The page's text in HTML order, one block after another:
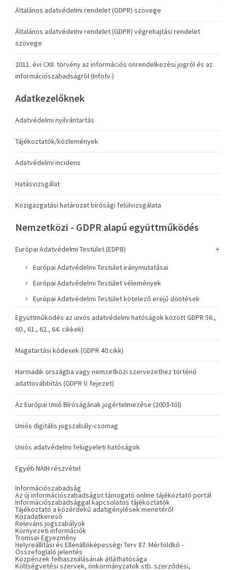
Általános adatvédelmi rendelet (GDPR) szövege
Általános adatvédelmi rendelet (GDPR) végrehajtási rendelet
szövege
2011. évi CXII. törvény az információs önrendelkezési jogról és az
információszabadságról (Infotv.)
Adatkezelőknek
Adatvédelmi nyilvántartás
Tájékoztatók/közlemények
Adatvédelmi incidens
Hatásvizsgálat
Közigazgatási határozat bírósági felülvizsgálata
Nemzetközi - GDPR alapú együttműködés
Európai Adatvédelmi Testület (EDPB)
Európai Adatvédelmi Testület iránymutatásai
Európai Adatvédelmi Testület vélemények
Európai Adatvédelmi Testület kötelező erejű döntések
Együttműködés az uniós adatvédelmi hatóságok között GDPR 56.,
60., 61., 62., 64. cikkek)
Magatartási kódexek (GDPR 40.cikk)
Harmadik országba vagy nemzetközi szervezethez történő
adattovábbítás (GDPR V. fejezet)
Az Európai Unió Bíróságának jogértelmezése (2003-tól)
Uniós digitális jogszabály-csomag
Uniós adatvédelmi felügyeleti hatóságok
Egyéb NAIH részvétel
Információszabadság
Az új információszabadságot támogató online tájékoztató portál
Információszabadsággal kapcsolatos tájékoztatók
Tájékoztató a közérdekű adatigénylések menetéről
Közadatkereső
Releváns jogszabályok
Környezeti információk
Tromsøi Egyezmény
Helyreállítási és Ellenállóképességi Terv 87. Mérföldkő -
Összefoglaló jelentés
Közpénzek felhasználásának átláthatósága
Költségvetési szervek, önkormányzatok stb. szerződési,